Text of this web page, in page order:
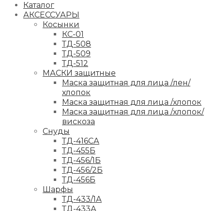
Каталог
АКСЕССУАРЫ
Косынки
КС-01
ТД-508
ТД-509
ТД-512
МАСКИ защитные
Маска защитная для лица /лен/
хлопок
Маска защитная для лица /хлопок
Маска защитная для лица /хлопок/
вискоза
Снуды
ТД-416СА
ТД-455Б
ТД-456/1Б
ТД-456/2Б
ТД-456Б
Шарфы
ТД-433/1А
ТД-433А